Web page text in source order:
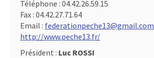
Téléphone : 04.42.26.59.15
Fax : 04.42.27.71.64
Email : federationpeche13@gmail.com
http://www.peche13.fr/
Président : Luc ROSSI